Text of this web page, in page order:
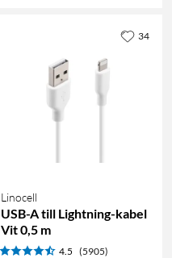
Linocell
USB-A till Lightning-kabel
Vit 0,5 m
4.5 (5905)
34